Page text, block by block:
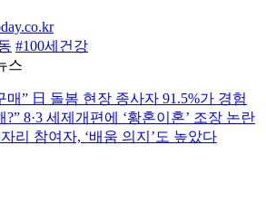
#100세건강
스
매” 日 돌봄 현장 종사자 91.5%가 경험
8·3 세제개편에 ‘황혼이혼’ 조장 논란
리 참여자, ‘배움 의지’도 높았다